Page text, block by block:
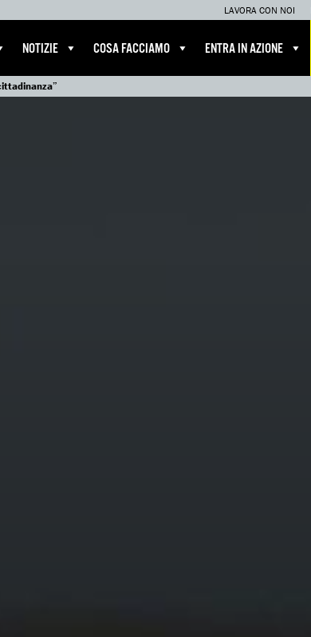
LAVORA CON NOI
NOTIZIE COSA FACCIAMO ENTRA IN AZIONE